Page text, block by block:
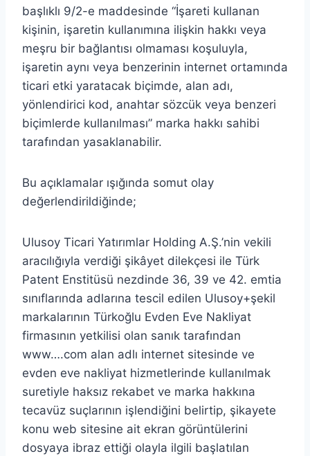
başlıklı 9/2-e maddesinde “İşareti kullanan
kişinin, işaretin kullanımına ilişkin hakkı veya
meşru bir bağlantısı olmaması koşuluyla,
işaretin aynı veya benzerinin internet ortamında
ticari etki yaratacak biçimde, alan adı,
yönlendirici kod, anahtar sözcük veya benzeri
biçimlerde kullanılması” marka hakkı sahibi
tarafından yasaklanabilir.
Bu açıklamalar ışığında somut olay
değerlendirildiğinde;
Ulusoy Ticari Yatırımlar Holding A.Ş.’nin vekili
aracılığıyla verdiği şikâyet dilekçesi ile Türk
Patent Enstitüsü nezdinde 36, 39 ve 42. emtia
sınıflarında adlarına tescil edilen Ulusoy+şekil
markalarının Türkoğlu Evden Eve Nakliyat
firmasının yetkilisi olan sanık tarafından
www….com alan adlı internet sitesinde ve
evden eve nakliyat hizmetlerinde kullanılmak
suretiyle haksız rekabet ve marka hakkına
tecavüz suçlarının işlendiğini belirtip, şikayete
konu web sitesine ait ekran görüntülerini
dosyaya ibraz ettiği olayla ilgili başlatılan